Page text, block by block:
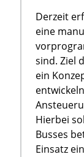
Derzeit
eine
sind. Ziel
ein
Hierbei
Busses
Einsatz